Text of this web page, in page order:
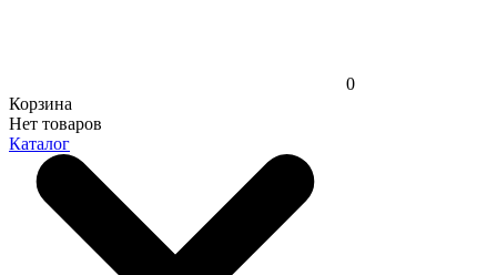
0
Корзина
Нет товаров
Каталог